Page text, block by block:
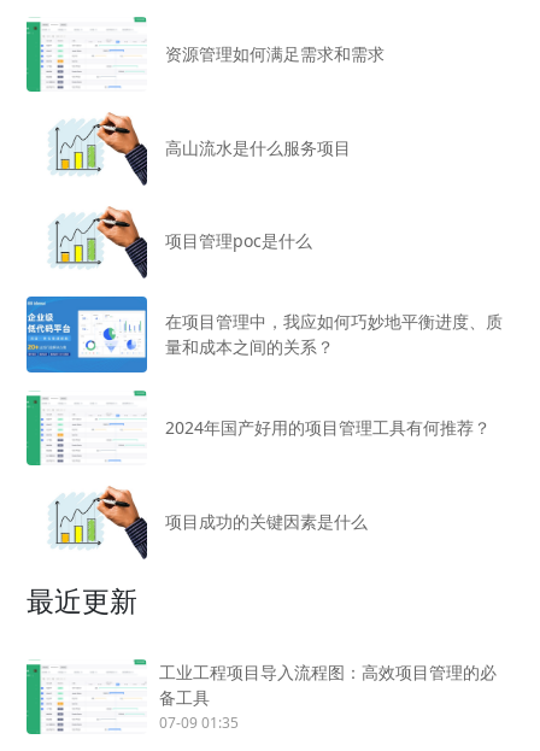
资源管理如何满足需求和需求
高山流水是什么服务项目
项目管理poc是什么
在项目管理中，我应如何巧妙地平衡进度、质
量和成本之间的关系？
2024年国产好用的项目管理工具有何推荐？
项目成功的关键因素是什么
最近更新
工业工程项目导入流程图：高效项目管理的必
备工具
07-09 01:35